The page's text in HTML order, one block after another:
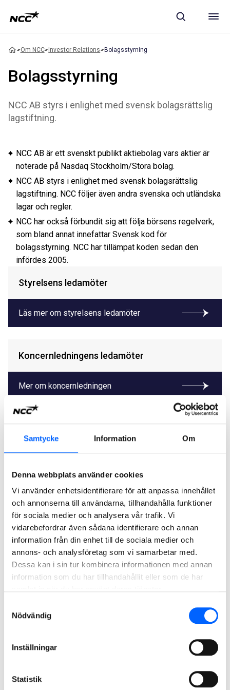
Samtycke Information Om
Denna webbplats använder cookies
Vi använder enhetsidentifierare för att anpassa innehållet
och annonserna till användarna, tillhandahålla funktioner
för sociala medier och analysera vår trafik. Vi
vidarebefordrar även sådana identifierare och annan
information från din enhet till de sociala medier och
annons- och analysföretag som vi samarbetar med.
Dessa kan i sin tur kombinera informationen med annan
information som du har tillhandahållit eller som de har
Nödvändig
Inställningar
Statistik
Om NCC Investor Relations Bolagsstyrning
Bolagsstyrning
NCC AB styrs i enlighet med svensk bolagsrättslig
lagstiftning.
NCC AB är ett svenskt publikt aktiebolag vars aktier är
noterade på Nasdaq Stockholm/Stora bolag.
NCC AB styrs i enlighet med svensk bolagsrättslig
lagstiftning. NCC följer även andra svenska och utländska
lagar och regler.
NCC har också förbundit sig att följa börsens regelverk,
som bland annat innefattar Svensk kod för
bolagsstyrning. NCC har tillämpat koden sedan den
infördes 2005.
Styrelsens ledamöter
Läs mer om styrelsens ledamöter
Koncernledningens ledamöter
Mer om koncernledningen
Internrapporter
Internrapport 2025
Internrapport 2023
Internrapport 2022
Internrapport 2021
Internrapport 2020
Bolagsstyrningsrapporter
Bolagsstyrningsrapport 2025
Bolagsstyrningsrapport 2024
Bolagsstyrningsrapport 2022
Internrapporter och